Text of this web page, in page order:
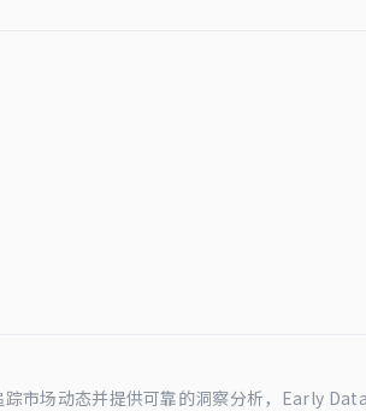
踪市场动态并提供可靠的洞察分析，Early